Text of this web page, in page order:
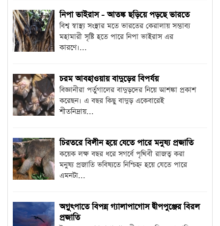
নিপা ভাইরাস - আতঙ্ক ছড়িয়ে পড়ছে ভারতে
বিশ্ব স্বাস্থ্য সংস্থার মতে ভারতের কেরালায় সম্ভাব্য
মহামারী সৃষ্টি হতে পারে নিপা ভাইরাস এর
কারণে।...
চরম আবহাওয়ায় বাদুড়ের বিপর্যয়
বিজ্ঞানীরা পর্তুগালের বাদুড়দের নিয়ে আশঙ্কা প্রকাশ
করেছন। এ বছর কিছু বাদুড় একেবারেই
শীতনিদ্রায়...
চিরতরে বিলীন হয়ে যেতে পারে মনুষ্য প্রজাতি
কয়েক লক্ষ বছর ধরে সগর্বে পৃথিবী রাজত্ব করা
মনুষ্য প্রজাতি ভবিষ্যতে নিশ্চিহ্ন হয়ে যেতে পারে
এমনটা...
অগ্নুৎপাতে বিপন্ন গ্যালাপাগোস দ্বীপপুঞ্জের বিরল
প্রজাতি